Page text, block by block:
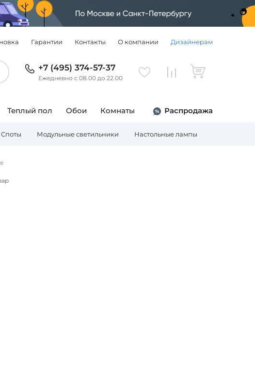
Гарантии Контакты О компании Дизайнерам
+7 (495) 374-57-37
Ежедневно с 08.00 до 22.00
Теплый пол Обои Комнаты Распродажа
Споты Модульные светильники Настольные лампы